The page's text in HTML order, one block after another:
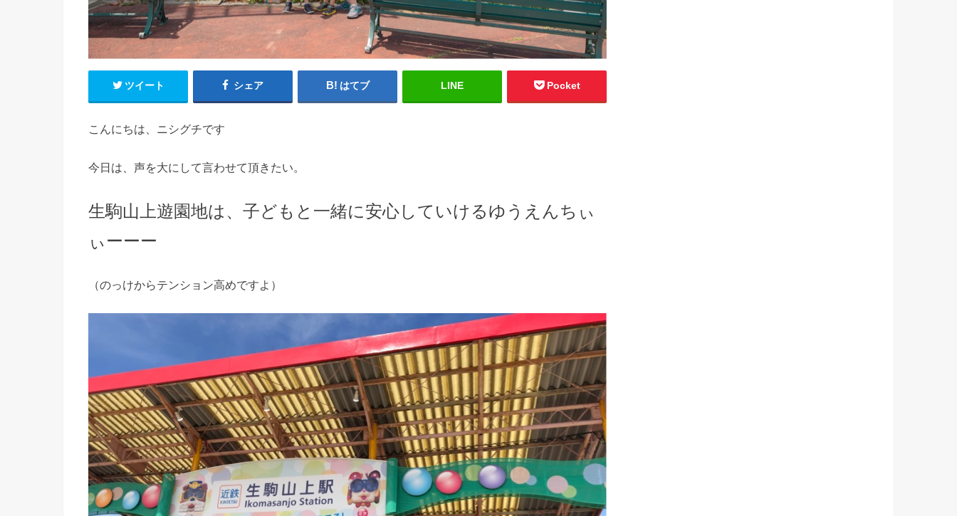
ツイート シェア はてブ LINE Pocket
こんにちは、ニシグチです
今日は、声を大にして言わせて頂きたい。
生駒山上遊園地は、子どもと一緒に安心していけるゆうえんちぃ
ぃーーー
（のっけからテンション高めですよ）